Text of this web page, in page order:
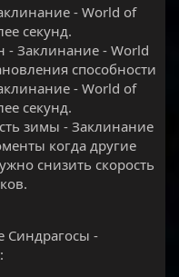
- World of
секунд.
- Заклинание - World
способности
- World of
секунд.
зимы - Заклинание
когда другие
снизить скорость
Синдрагосы -